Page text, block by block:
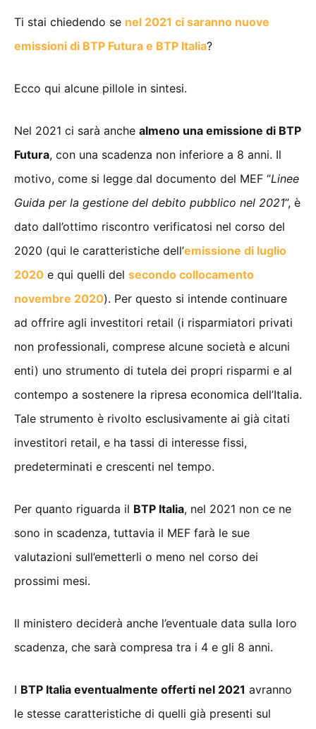
Ti stai chiedendo se nel 2021 ci saranno nuove
emissioni di BTP Futura e BTP Italia?
Ecco qui alcune pillole in sintesi.
Nel 2021 ci sarà anche almeno una emissione di BTP
Futura, con una scadenza non inferiore a 8 anni. Il
motivo, come si legge dal documento del MEF “Linee
Guida per la gestione del debito pubblico nel 2021”, è
dato dall’ottimo riscontro verificatosi nel corso del
2020 (qui le caratteristiche dell’emissione di luglio
2020 e qui quelli del secondo collocamento
novembre 2020). Per questo si intende continuare
ad offrire agli investitori retail (i risparmiatori privati
non professionali, comprese alcune società e alcuni
enti) uno strumento di tutela dei propri risparmi e al
contempo a sostenere la ripresa economica dell’Italia.
Tale strumento è rivolto esclusivamente ai già citati
investitori retail, e ha tassi di interesse fissi,
predeterminati e crescenti nel tempo.
Per quanto riguarda il BTP Italia, nel 2021 non ce ne
sono in scadenza, tuttavia il MEF farà le sue
valutazioni sull’emetterli o meno nel corso dei
prossimi mesi.
Il ministero deciderà anche l’eventuale data sulla loro
scadenza, che sarà compresa tra i 4 e gli 8 anni.
I BTP Italia eventualmente offerti nel 2021 avranno
le stesse caratteristiche di quelli già presenti sul